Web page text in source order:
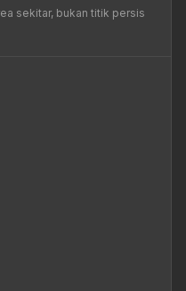
sekitar, bukan titik persis